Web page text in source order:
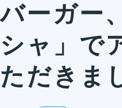
バーガー
シャ」で
ただきま